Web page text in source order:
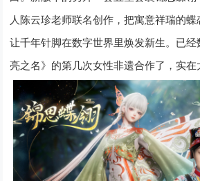
人陈云珍老师联名创作，把寓意祥瑞的蝶
让千年针脚在数字世界里焕发新生。已经
亮之名》的第几次女性非遗合作了，实在